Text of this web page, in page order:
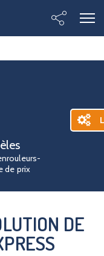
de prix
DE